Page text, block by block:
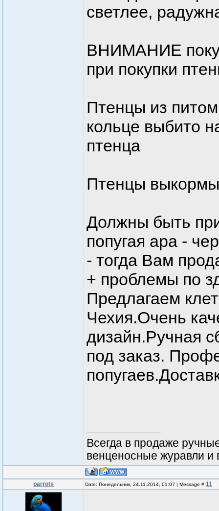
светлее,
ВНИМАНИЕ
при покупки
Птенцы из
кольце выбито
птенца
Птенцы
Должны быть
попугая ара -
- тогда Вам
+ проблемы по
Предлагаем
Чехия.Очень
дизайн.Ручная
под заказ.
Всегда в продаже
венценосные журавли и
parrots Date: Понедельник, 24.11.2014, 01:07 | Message # 11